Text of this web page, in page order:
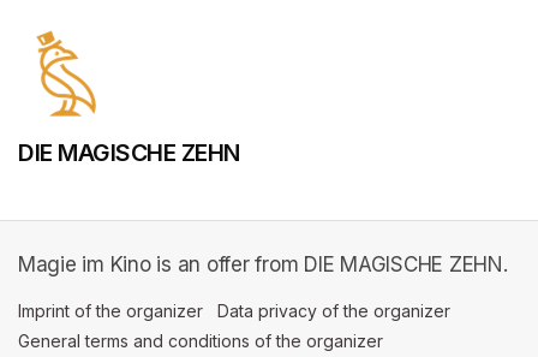
DIE MAGISCHE ZEHN
Magie im Kino is an offer from DIE MAGISCHE ZEHN.
Imprint of the organizer (opens in a new tab)
Data privacy of the organizer
General terms and conditions of the organizer